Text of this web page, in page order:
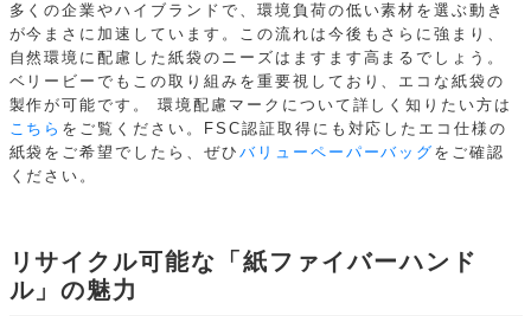
多くの企業やハイブランドで、環境負荷の低い素材を選ぶ動き
が今まさに加速しています。この流れは今後もさらに強まり、
自然環境に配慮した紙袋のニーズはますます高まるでしょう。
ベリービーでもこの取り組みを重要視しており、エコな紙袋の
製作が可能です。
環境配慮マークについて詳しく知りたい方は
こちら をご覧ください。FSC認証取得にも対応したエコ仕様の
紙袋をご希望でしたら、ぜひ バリューペーパーバッグ をご確認
ください。
リサイクル可能な「紙ファイバーハンド
ル」の魅力